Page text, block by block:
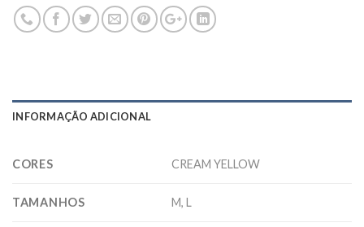
INFORMAÇÃO ADICIONAL
CORES CREAM YELLOW
TAMANHOS M, L